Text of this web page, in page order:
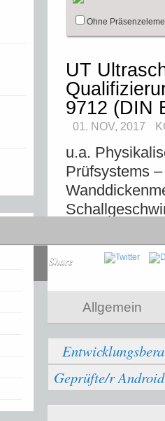
Ohne
UT
9712 (DIN
01. NOV, 2017
u.a.
Prüfsystems
Share
Allgemein
Geprüfte/r